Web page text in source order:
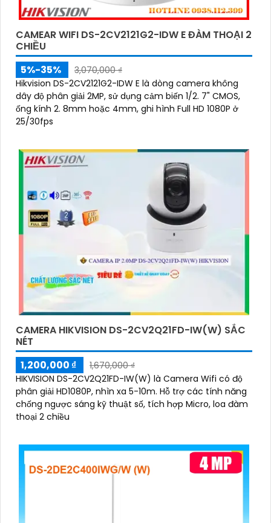
CAMEAR WIFI DS-2CV2121G2-IDW E ĐÀM THOẠI 2
CHIỀU
5%-35%
3,070,000 ₫
Hikvision DS-2CV2121G2-IDW E là dòng camera không
dây độ phân giải 2MP, sử dụng cảm biến 1/2. 7" CMOS,
ống kính 2. 8mm hoặc 4mm, ghi hình Full HD 1080P ở
25/30fps
CAMERA HIKVISION DS-2CV2Q21FD-IW(W) SẮC
NÉT
1,200,000 ₫
1,670,000 ₫
HIKVISION DS-2CV2Q21FD-IW(W) là Camera Wifi có độ
phân giải HD1080P, nhìn xa 5-10m. Hỗ trợ các tính năng
chống ngược sáng kỹ thuật số, tích hợp Micro, loa đàm
thoại 2 chiều